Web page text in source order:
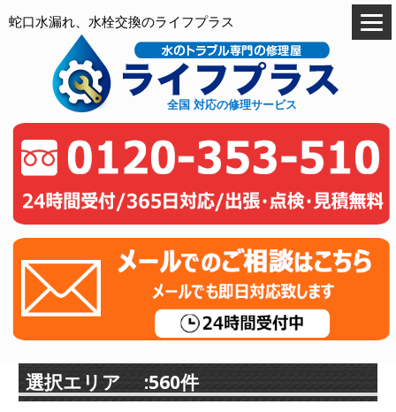
蛇口水漏れ、水栓交換のライフプラス
全国 対応の修理サービス
選択エリア :560件